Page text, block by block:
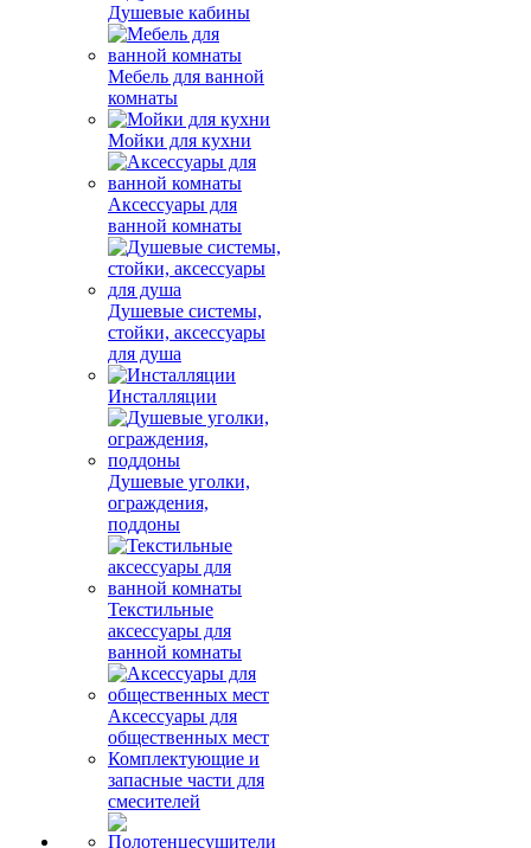
Душевые кабины
Мебель для ванной
комнаты
Мойки для кухни
Аксессуары для
ванной комнаты
Душевые системы,
стойки, аксессуары
для душа
Инсталляции
Душевые уголки,
ограждения,
поддоны
Текстильные
аксессуары для
ванной комнаты
Аксессуары для
общественных мест
Комплектующие и
запасные части для
смесителей